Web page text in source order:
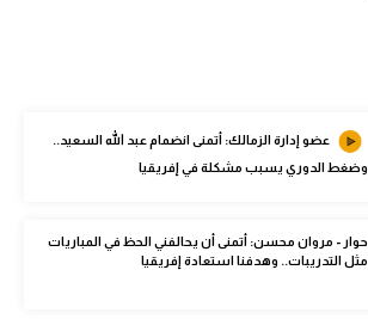
عضو إدارة الزمالك: أتمنى انضمام عبد الله السعيد..
وضغط الدوري يسبب مشكلة في إفريقيا
حوار - مروان محسن: أتمنى أن يحالفني الحظ في المباريات
مثل التدريبات.. وهدفنا استعادة إفريقيا